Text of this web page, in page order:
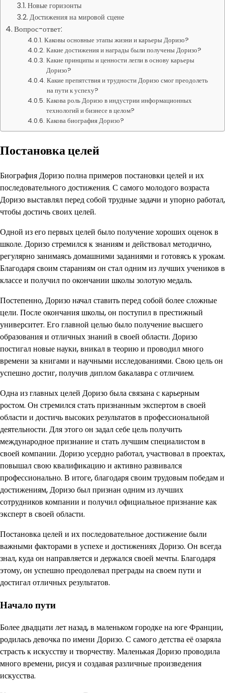
Новые горизонты
Достижения на мировой сцене
Вопрос-ответ:
Каковы основные этапы жизни и карьеры Доризо?
Какие достижения и награды были получены Доризо?
Какие принципы и ценности легли в основу карьеры
Доризо?
Какие препятствия и трудности Доризо смог преодолеть
на пути к успеху?
Какова роль Доризо в индустрии информационных
технологий и бизнесе в целом?
Какова биография Доризо?
Постановка целей
Биография Доризо полна примеров постановки целей и их
последовательного достижения. С самого молодого возраста
Доризо выставлял перед собой трудные задачи и упорно работал,
чтобы достичь своих целей.
Одной из его первых целей было получение хороших оценок в
школе. Доризо стремился к знаниям и действовал методично,
регулярно занимаясь домашними заданиями и готовясь к урокам.
Благодаря своим стараниям он стал одним из лучших учеников в
классе и получил по окончании школы золотую медаль.
Постепенно, Доризо начал ставить перед собой более сложные
цели. После окончания школы, он поступил в престижный
университет. Его главной целью было получение высшего
образования и отличных знаний в своей области. Доризо
постигал новые науки, вникал в теорию и проводил много
времени за книгами и научными исследованиями. Свою цель он
успешно достиг, получив диплом бакалавра с отличием.
Одна из главных целей Доризо была связана с карьерным
ростом. Он стремился стать признанным экспертом в своей
области и достичь высоких результатов в профессиональной
деятельности. Для этого он задал себе цель получить
международное признание и стать лучшим специалистом в
своей компании. Доризо усердно работал, участвовал в проектах,
повышал свою квалификацию и активно развивался
профессионально. В итоге, благодаря своим трудовым победам и
достижениям, Доризо был признан одним из лучших
сотрудников компании и получил официальное признание как
эксперт в своей области.
Постановка целей и их последовательное достижение были
важными факторами в успехе и достижениях Доризо. Он всегда
знал, куда он направляется и держался своей мечты. Благодаря
этому, он успешно преодолевал преграды на своем пути и
достигал отличных результатов.
Начало пути
Более двадцати лет назад, в маленьком городке на юге Франции,
родилась девочка по имени Доризо. С самого детства её озаряла
страсть к искусству и творчеству. Маленькая Доризо проводила
много времени, рисуя и создавая различные произведения
искусства.